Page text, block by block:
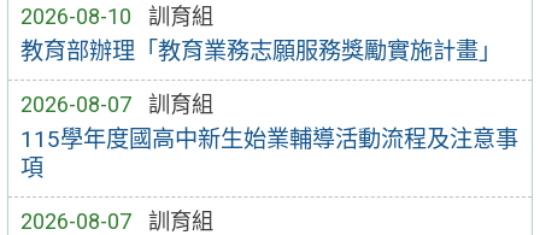
2026-08-10 訓育組
教育部辦理「教育業務志願服務獎勵實施計畫」
2026-08-07 訓育組
115學年度國高中新生始業輔導活動流程及注意事
項
2026-08-07 訓育組